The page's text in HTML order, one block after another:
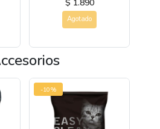
$ 1.890
Agotado
-10%